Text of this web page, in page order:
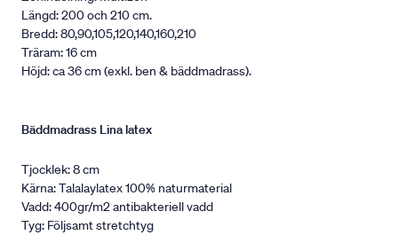
Längd: 200 och 210 cm.
Bredd: 80,90,105,120,140,160,210
Träram: 16 cm
Höjd: ca 36 cm (exkl. ben & bäddmadrass).
Bäddmadrass Lina latex
Tjocklek: 8 cm
Kärna: Talalaylatex 100% naturmaterial
Vadd: 400gr/m2 antibakteriell vadd
Tyg: Följsamt stretchtyg